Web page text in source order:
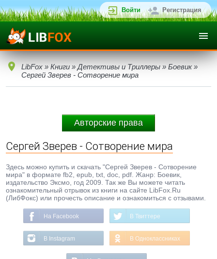
Войти Регистрация
LibFox » Книги » Детективы и Триллеры » Боевик»
Сергей Зверев - Сотворение мира
Авторские права
Сергей Зверев - Сотворение мира
Здесь можно купить и скачать "Сергей Зверев - Сотворение
мира" в формате fb2, epub, txt, doc, pdf. Жанр: Боевик,
издательство Эксмо, год 2009. Так же Вы можете читать
ознакомительный отрывок из книги на сайте LibFox.Ru
(ЛибФокс) или прочесть описание и ознакомиться с отзывами.
На Facebook В Твиттере
В Instagram В Одноклассниках